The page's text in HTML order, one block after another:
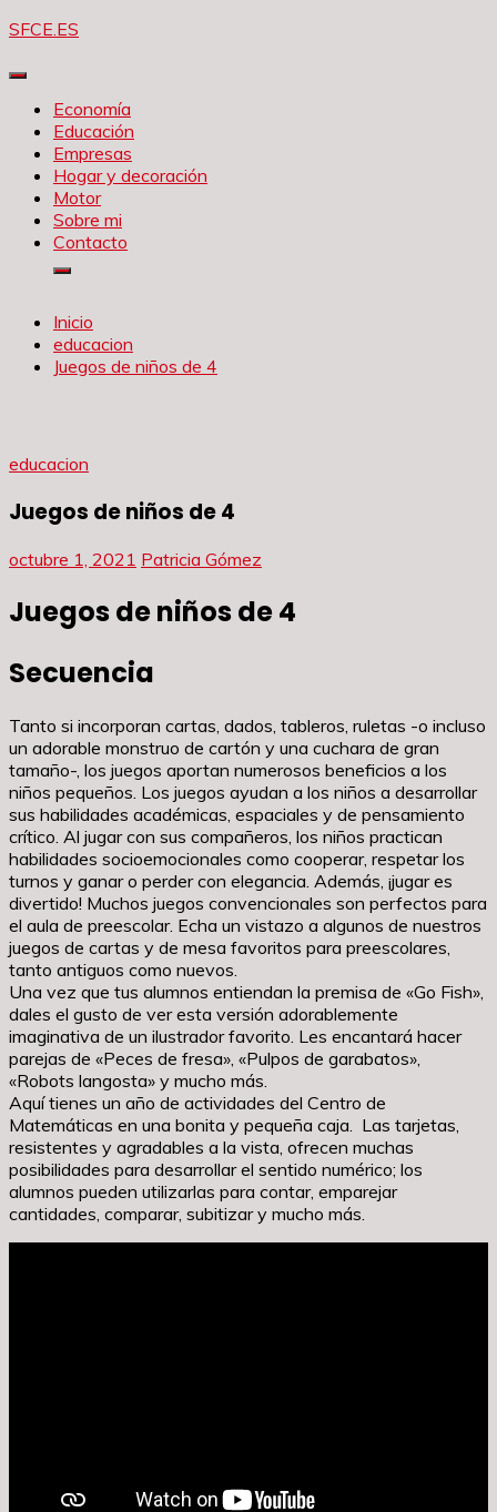
Saltar
contenido
SFCE.ES
Economía
Educación
Empresas
Hogar y decoración
Motor
Sobre mi
Contacto
Inicio
educacion
Juegos de niños de 4
educacion
Juegos de niños de 4
octubre 1, 2021 Patricia Gómez
Juegos de niños de 4
Secuencia
Tanto si incorporan cartas, dados, tableros, ruletas -o incluso
un adorable monstruo de cartón y una cuchara de gran
tamaño-, los juegos aportan numerosos beneficios a los
niños pequeños. Los juegos ayudan a los niños a desarrollar
sus habilidades académicas, espaciales y de pensamiento
crítico. Al jugar con sus compañeros, los niños practican
habilidades socioemocionales como cooperar, respetar los
turnos y ganar o perder con elegancia. Además, ¡jugar es
divertido! Muchos juegos convencionales son perfectos para
el aula de preescolar. Echa un vistazo a algunos de nuestros
juegos de cartas y de mesa favoritos para preescolares,
tanto antiguos como nuevos.
Una vez que tus alumnos entiendan la premisa de «Go Fish»,
dales el gusto de ver esta versión adorablemente
imaginativa de un ilustrador favorito. Les encantará hacer
parejas de «Peces de fresa», «Pulpos de garabatos»,
«Robots langosta» y mucho más.
Aquí tienes un año de actividades del Centro de
Matemáticas en una bonita y pequeña caja. Las tarjetas,
resistentes y agradables a la vista, ofrecen muchas
posibilidades para desarrollar el sentido numérico; los
alumnos pueden utilizarlas para contar, emparejar
cantidades, comparar, subitizar y mucho más.